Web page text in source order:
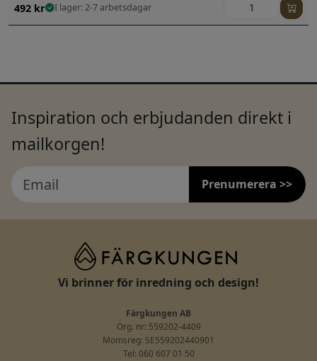
492 kr I lager: 2-7 arbetsdagar
Inspiration och erbjudanden direkt i
mailkorgen!
Prenumerera >>
Vi brinner för inredning och design!
Färgkungen AB
Org. nr: 559202-4409
Momsreg: SE559202440901
Tel: 060 607 01 50